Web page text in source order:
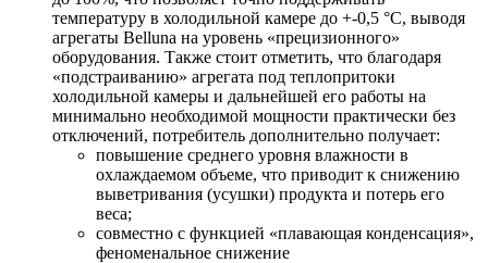
температуру в холодильной камере до +-0,5 °С, выводя
агрегаты Belluna на уровень «прецизионного»
оборудования. Также стоит отметить, что благодаря
«подстраиванию» агрегата под теплопритоки
холодильной камеры и дальнейшей его работы на
минимально необходимой мощности практически без
отключений, потребитель дополнительно получает:
повышение среднего уровня влажности в
охлаждаемом объеме, что приводит к снижению
выветривания (усушки) продукта и потерь его
веса;
совместно с функцией «плавающая конденсация»,
феноменальное снижение